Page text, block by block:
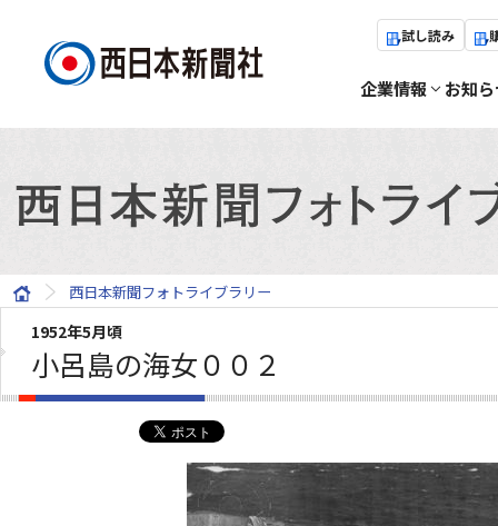
試し読み
企業情報 お知
西日本新聞フォトライブラリー
1952年5月頃
小呂島の海女００２